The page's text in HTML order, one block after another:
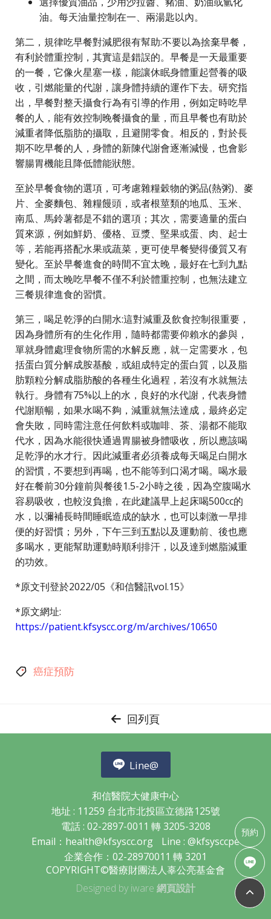
油。每天油量控制在一、兩湯匙以內。
第二，規律吃早餐對減肥很有幫助:不要以為捨棄早餐，
有利於體重控制，其實這是錯誤的。早餐是一天最重要
的一餐，它像火星塞一樣，能讓休眠身體重起營養的吸
收，引燃能量的代謝，讓身體持續的運作下去。研究指
出，早餐對整天攝食行為有引導的作用，例如定時吃早
餐的人，能有效控制晚餐攝食的量，而且早餐也有助於
減重者降低脂肪的攝取，且避開零食。相反的，對於長
期不吃早餐的人，身體的新陳代謝會逐漸減慢，也會影
響腸胃機能且降低體能狀態。
至於早餐食物的選項，可考慮雜糧穀物的粥品(熱粥)、麥
片、全麥麵包、雜糧饅頭，或者根莖類的地瓜、玉米、
南瓜、馬鈴薯都是不錯的選項；其次，需要適量的蛋白
質來源，例如鮮奶、優格、豆漿、堅果或蛋、肉、起士
等，若能再搭配水果或蔬菜，更可使早餐變得優質又有
變化。至於早餐進食的時間不宜太晚，最好在七到九點
之間，而太晚吃早餐不僅不利於體重控制，也無法建立
三餐規律進食的習慣。
第三，喝足乾淨的白開水:這對減重及飲食控制很重要，
因為身體所有的生化作用，隨時都需要仰賴水的參與，
單就身體處理食物所需的水解反應，就ㄧ定需要水，包
括蛋白質分解成胺基酸，或組成特定的蛋白質，以及脂
肪顆粒分解成脂肪酸的各種生化過程，若沒有水就無法
執行。身體有75%以上的水，良好的水代謝，代表身體
代謝順暢，如果水喝不夠，減重就無法達成，最終必定
會失敗，同時需注意任何飲料或咖啡、茶、湯都不能取
代水，因為水能很快通過胃腸被身體吸收，所以應該喝
足乾淨的水才行。因此減重者必須養成每天喝足白開水
的習慣，不要想到再喝，也不能等到口渴才喝。喝水最
好在餐前30分鐘前與餐後1.5-2小時之後，因為空腹喝水
容易吸收，也較沒負擔，在此建議早上起床喝500cc的
水，以彌補長時間睡眠造成的缺水，也可以刺激一早排
便的好習慣；另外，下午三到五點以及運動前、後也應
多喝水，更能幫助運動時順利排汗，以及達到燃脂減重
的功效。
*原文刊登於2022/05《和信醫訊vol.15》
*原文網址:
https://patient.kfsyscc.org/m/archives/10650
癌症預防
回列頁
Line@
和信醫院大健康中心
地址 : 11259 台北市北投區立德路125號
電話 : 02-2897-0011 轉 3205-3208
Email： health@kfsyscc.org Line : @kfsysccpe
企業合作：02-28970011 轉 3201
COPYRIGHT©醫療財團法人辜公亮基金會
Designed by iware 網頁設計
預約